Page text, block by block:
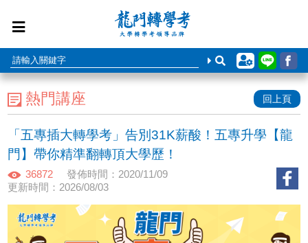
熱門講座 回上頁
「五專插大轉學考」告別31K薪酸！五專升學【龍
門】帶你精準翻轉頂大學歷！
36872
發佈時間：2020/11/09
更新時間：2026/08/03